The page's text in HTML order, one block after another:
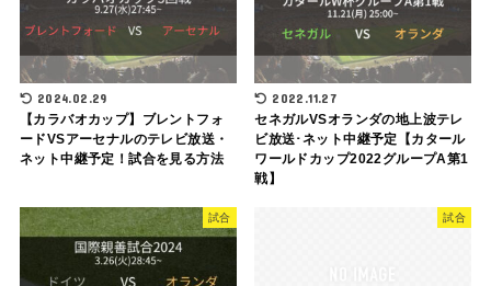
2024.02.29
【カラバオカップ】ブレントフォ
ードVSアーセナルのテレビ放送・
ネット中継予定！試合を見る方法
2022.11.27
セネガルVSオランダの地上波テレ
ビ放送･ネット中継予定【カタール
ワールドカップ2022グループA第1
戦】
試合 試合